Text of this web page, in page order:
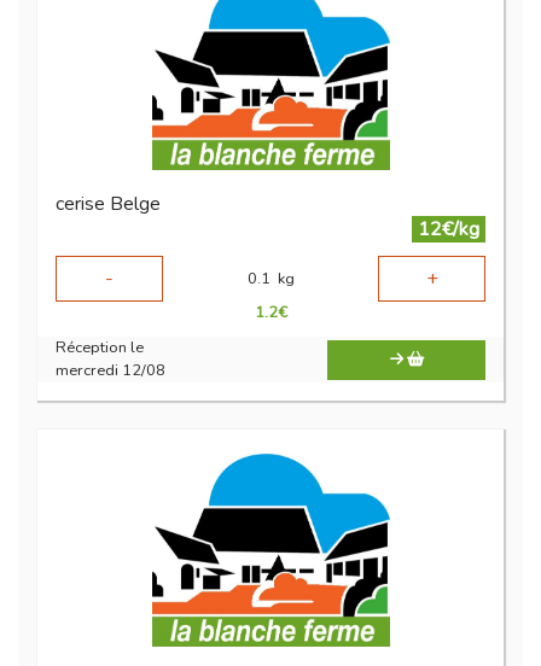
cerise Belge
12€/kg
-
0.1 kg +
1.2€
Réception le
mercredi 12/08